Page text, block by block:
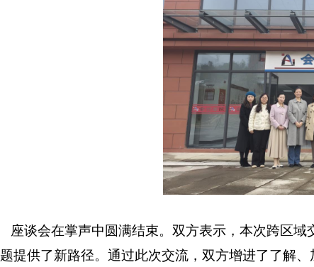
座谈会在掌声中圆满结束。双方表示，本次跨区
题提供了新路径。通过此次交流，双方增进了了解